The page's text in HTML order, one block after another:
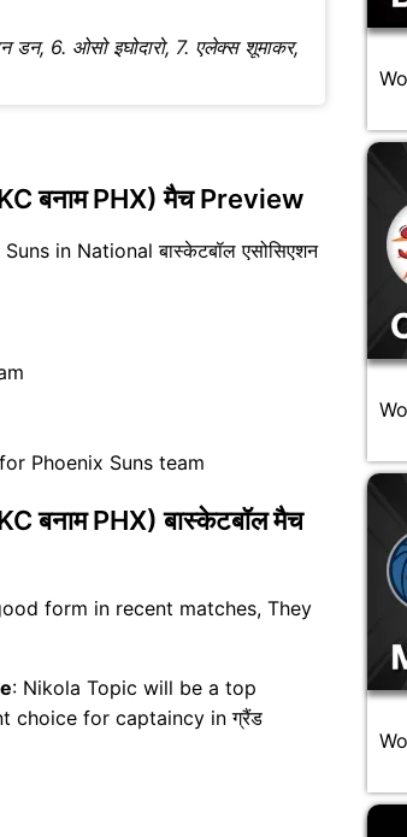
डन, 6. ओसो इघोदारो, 7. एलेक्स शूमाकर,
बनाम PHX) मैच Preview
in National बास्केटबॉल एसोसिएशन
Phoenix Suns team
बनाम PHX) बास्केटबॉल मैच
form in recent matches, They
: Nikola Topic will be a top
choice for captaincy in ग्रैंड